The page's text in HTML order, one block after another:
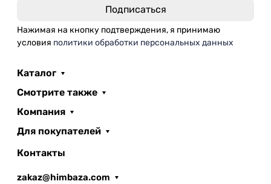
Нажимая на кнопку подтверждения, я принимаю
условия политики обработки персональных данных
Каталог
Смотрите также
Компания
Для покупателей
Контакты
zakaz@himbaza.com